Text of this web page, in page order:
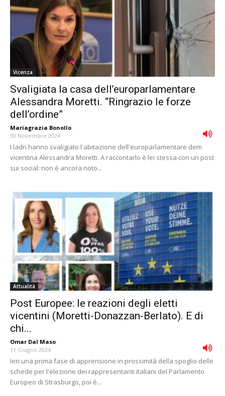
Vicenza
Svaligiata la casa dell’europarlamentare
Alessandra Moretti. “Ringrazio le forze
dell’ordine”
Mariagrazia Bonollo -
30 Novembre 2024
I ladri hanno svaligiato l'abitazione dell'europarlamentare dem
vicentina Alessandra Moretti. A raccontarlo è lei stessa con un post
sui social: non è ancora noto...
Attualità
Post Europee: le reazioni degli eletti
vicentini (Moretti-Donazzan-Berlato). E di
chi...
Omar Dal Maso -
11 Giugno 2024
Ieri una prima fase di apprensione in prossimità della spoglio delle
schede per l'elezione dei rappresentanti italiani del Parlamento
Europeo di Strasburgo, poi è...